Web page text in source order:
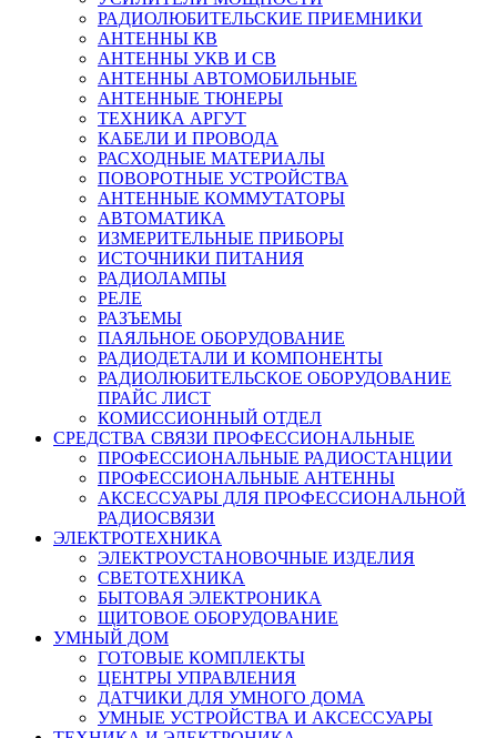
РАДИОЛЮБИТЕЛЬСКИЕ ПРИЕМНИКИ
АНТЕННЫ КВ
АНТЕННЫ УКВ И СВ
АНТЕННЫ АВТОМОБИЛЬНЫЕ
АНТЕННЫЕ ТЮНЕРЫ
ТЕХНИКА АРГУТ
КАБЕЛИ И ПРОВОДА
РАСХОДНЫЕ МАТЕРИАЛЫ
ПОВОРОТНЫЕ УСТРОЙСТВА
АНТЕННЫЕ КОММУТАТОРЫ
АВТОМАТИКА
ИЗМЕРИТЕЛЬНЫЕ ПРИБОРЫ
ИСТОЧНИКИ ПИТАНИЯ
РАДИОЛАМПЫ
РЕЛЕ
РАЗЪЕМЫ
ПАЯЛЬНОЕ ОБОРУДОВАНИЕ
РАДИОДЕТАЛИ И КОМПОНЕНТЫ
РАДИОЛЮБИТЕЛЬСКОЕ ОБОРУДОВАНИЕ
ПРАЙС ЛИСТ
КОМИССИОННЫЙ ОТДЕЛ
СРЕДСТВА СВЯЗИ ПРОФЕССИОНАЛЬНЫЕ
ПРОФЕССИОНАЛЬНЫЕ РАДИОСТАНЦИИ
ПРОФЕССИОНАЛЬНЫЕ АНТЕННЫ
АКСЕССУАРЫ ДЛЯ ПРОФЕССИОНАЛЬНОЙ
РАДИОСВЯЗИ
ЭЛЕКТРОТЕХНИКА
ЭЛЕКТРОУСТАНОВОЧНЫЕ ИЗДЕЛИЯ
СВЕТОТЕХНИКА
БЫТОВАЯ ЭЛЕКТРОНИКА
ЩИТОВОЕ ОБОРУДОВАНИЕ
УМНЫЙ ДОМ
ГОТОВЫЕ КОМПЛЕКТЫ
ЦЕНТРЫ УПРАВЛЕНИЯ
ДАТЧИКИ ДЛЯ УМНОГО ДОМА
УМНЫЕ УСТРОЙСТВА И АКСЕССУАРЫ